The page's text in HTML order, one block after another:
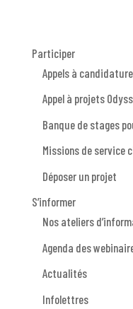
Participer
Appels à
Appel à projets
Banque de stages
Missions de service
Déposer un projet
S’informer
Nos ateliers
Agenda des
Actualités
Infolettres